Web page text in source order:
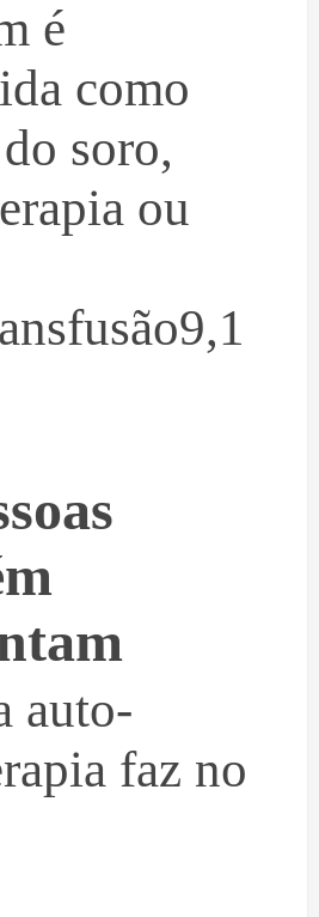
é
como
soro,
ou
auto-
faz no